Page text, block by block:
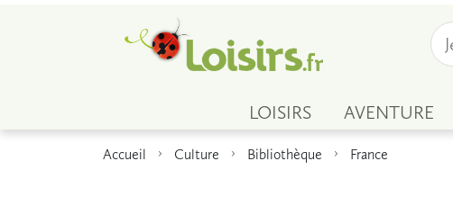
LOISIRS AVENTURE
Accueil Culture Bibliothèque France